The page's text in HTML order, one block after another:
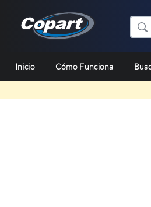
Inicio Cómo Funciona